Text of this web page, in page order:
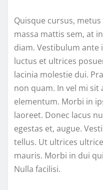
Quisque cursus,
massa mattis sem, at
diam. Vestibulum
luctus et ultrices
lacinia molestie dui.
non quam. In vel mi sit
elementum. Morbi in
laoreet. Donec lacus
egestas et, augue.
tellus. Ut ultrices
mauris. Morbi in dui
Nulla facilisi.